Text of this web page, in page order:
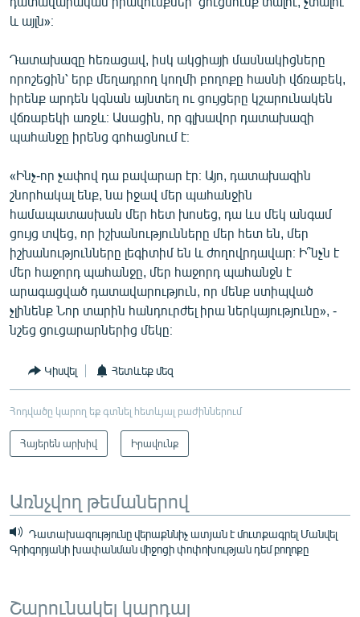
և այլն»։
Դատախազը հեռացավ, իսկ ակցիայի մասնակիցները
որոշեցին՝ երբ մեղադրող կողմի բողոքը հասնի վճռաբեկ,
իրենք արդեն կգնան այնտեղ ու ցույցերը կշարունակեն
վճռաբեկի առջև։ Ասացին, որ գլխավոր դատախազի
պահանջը իրենց գոհացնում է։
«Ինչ-որ չափով դա բավարար էր։ Այո, դատախազին
շնորհակալ ենք, նա իջավ մեր պահանջին
համապատասխան մեր հետ խոսեց, դա ևս մեկ անգամ
ցույց տվեց, որ իշխանությունները մեր հետ են, մեր
իշխանությունները լեգիտիմ են և ժողովրդավար։ Ի՞նչն է
մեր հաջորդ պահանջը, մեր հաջորդ պահանջն է
արագացված դատավարություն, որ մենք ստիպված
չլինենք Նոր տարին հանդուրժել իրա ներկայությունը», -
նշեց ցուցարարներից մեկը։
Կիսվել Հետևեք մեզ
Հոդվածը կարող եք գտնել հետևյալ բաժիններում
Հայերեն արխիվ Իրավունք
Առնչվող թեմաներով
Դատախազությունը վերաքննիչ ատյան է մուտքագրել Մանվել
Գրիգորյանի խափանման միջոցի փոփոխության դեմ բողոքը
Շարունակել կարդալ